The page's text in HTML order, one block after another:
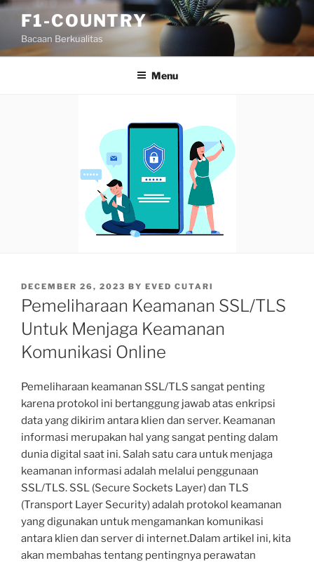
Skip
content
F1-COUNTRY
Bacaan Berkualitas
Menu
POSTED
ON
DECEMBER 26, 2023 BY EVED CUTARI
Pemeliharaan Keamanan SSL/TLS
Untuk Menjaga Keamanan
Komunikasi Online
Pemeliharaan keamanan SSL/TLS sangat penting
karena protokol ini bertanggung jawab atas enkripsi
data yang dikirim antara klien dan server. Keamanan
informasi merupakan hal yang sangat penting dalam
dunia digital saat ini. Salah satu cara untuk menjaga
keamanan informasi adalah melalui penggunaan
SSL/TLS. SSL (Secure Sockets Layer) dan TLS
(Transport Layer Security) adalah protokol keamanan
yang digunakan untuk mengamankan komunikasi
antara klien dan server di internet.Dalam artikel ini, kita
akan membahas tentang pentingnya perawatan